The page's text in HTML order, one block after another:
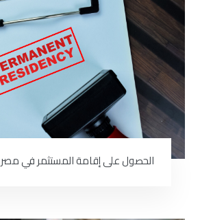
الحصول على إقامة المستثمر في مصر